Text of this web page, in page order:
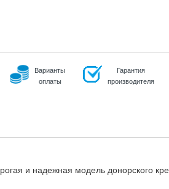
Варианты
оплаты
Гарантия
производителя
и надежная модель донорского